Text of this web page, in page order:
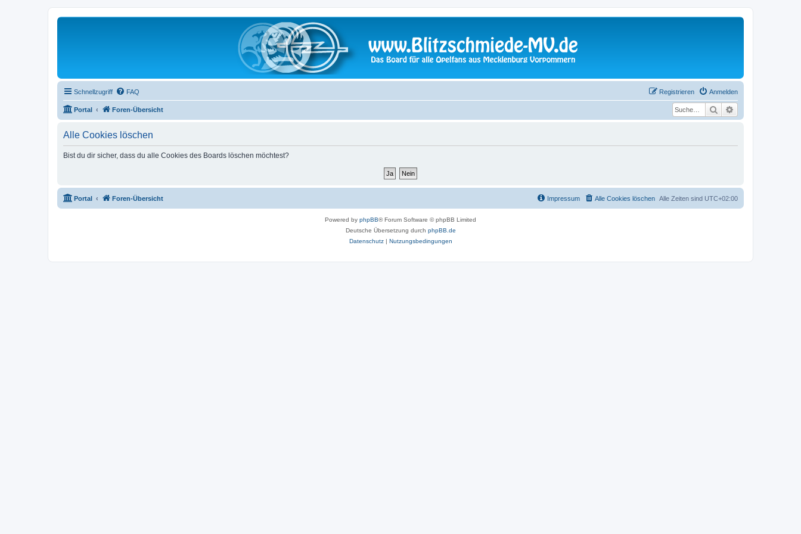
Schnellzugriff FAQ Anmelden
Registrieren
Portal Foren-Übersicht Suche
Alle Cookies löschen
Bist du dir sicher, dass du alle Cookies des Boards löschen möchtest?
Portal Foren-Übersicht Alle Zeiten sind UTC+02:00
Alle Cookies löschen
Impressum
Powered by phpBB® Forum Software © phpBB Limited
Deutsche Übersetzung durch phpBB.de
Datenschutz| Nutzungsbedingungen